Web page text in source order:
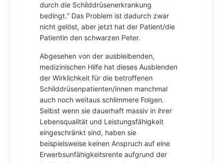
durch die Schilddrüsenerkrankung
bedingt.“ Das Problem ist dadurch zwar
nicht gelöst, aber jetzt hat der Patient/die
Patientin den schwarzen Peter.
Abgesehen von der ausbleibenden,
medizinischen Hilfe hat dieses Ausblenden
der Wirklichkeit für die betroffenen
Schilddrüsenpatienten/innen manchmal
auch noch weitaus schlimmere Folgen.
Selbst wenn sie dauerhaft massiv in ihrer
Lebensqualität und Leistungsfähigkeit
eingeschränkt sind, haben sie
beispielsweise keinen Anspruch auf eine
Erwerbsunfähigkeitsrente aufgrund der